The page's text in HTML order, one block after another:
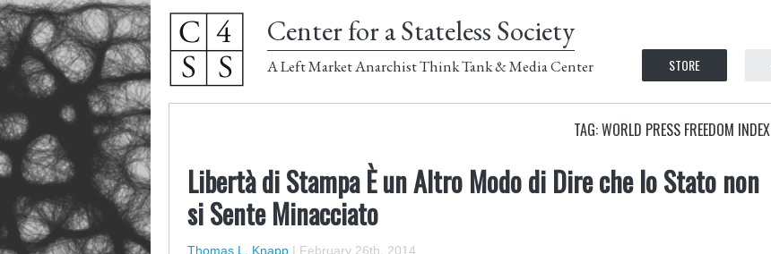
Center for a Stateless Society
A Left Market Anarchist Think Tank & Media Center STORE
TAG: WORLD PRESS FREEDOM INDEX
Libertà di Stampa È un Altro Modo di Dire che lo Stato non
si Sente Minacciato
Thomas L. Knapp | February 26th, 2014